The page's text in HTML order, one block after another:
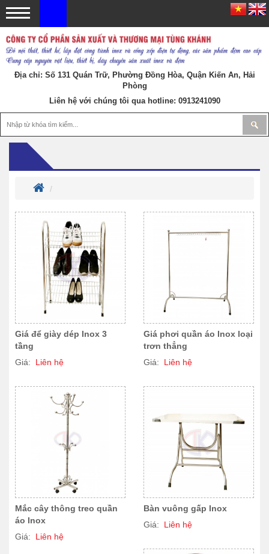
Địa chỉ: Số 131 Quán Trữ, Phường Đồng Hòa, Quận Kiến An, Hải
Phòng
Liên hệ với chúng tôi qua hotline: 0913241090
Giá để giày dép Inox 3
tầng
Giá: Liên hệ
Giá phơi quần áo Inox loại
trơn thẳng
Giá: Liên hệ
Mắc cây thông treo quần
áo Inox
Giá: Liên hệ
Bàn vuông gấp Inox
Giá: Liên hệ